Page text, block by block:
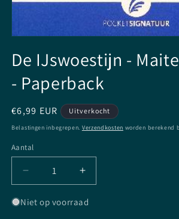
openen
in
modaal
De IJswoestijn -
- Paperback
Normale
prijs
€6,99 EUR Uitverkocht
Belastingen inbegrepen. Verzendkosten worden berekend
Aantal
Aantal
Aantal
verlagen
voor
Aantal
verhogen
voor
Niet op voorraad